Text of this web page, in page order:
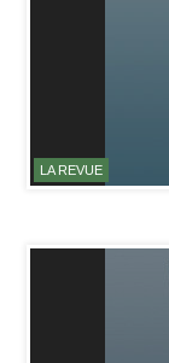
LA REVUE